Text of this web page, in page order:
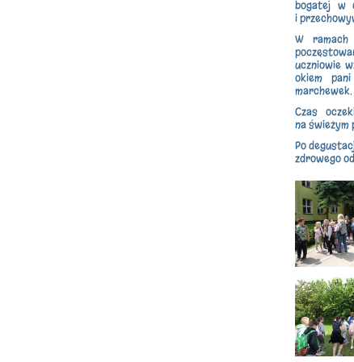
bogatej w
i
W ramach
uczniowie
okiem
marchewek.
Czas
na świeżym
Po
zdrowego